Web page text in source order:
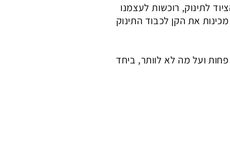
לתינוק, רוכשות לעצמנו
את הקן לכבוד התינוק
ועל מה לא לוותר, ביחד